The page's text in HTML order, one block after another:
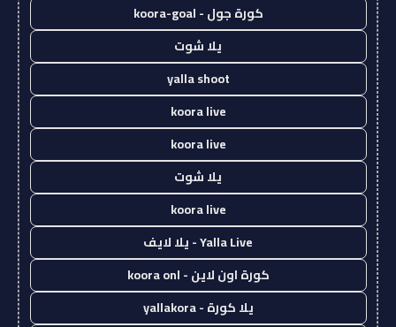
كورة جول - koora-goal
يلا شوت
yalla shoot
koora live
koora live
يلا شوت
koora live
Yalla Live - يلا لايف
كورة اون لاين - koora onl
يلا كورة - yallakora